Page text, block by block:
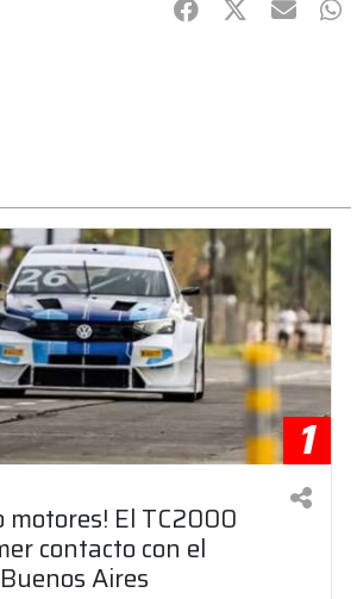
Facebook
Twitter
mail
1
motores! El TC2000
contacto con el
Aires